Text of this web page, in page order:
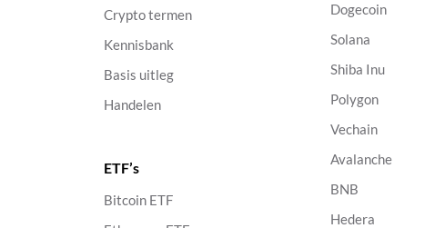
Crypto termen
Kennisbank
Basis uitleg
Handelen
ETF’s
Bitcoin ETF
Dogecoin
Solana
Shiba Inu
Polygon
Vechain
Avalanche
BNB
Hedera